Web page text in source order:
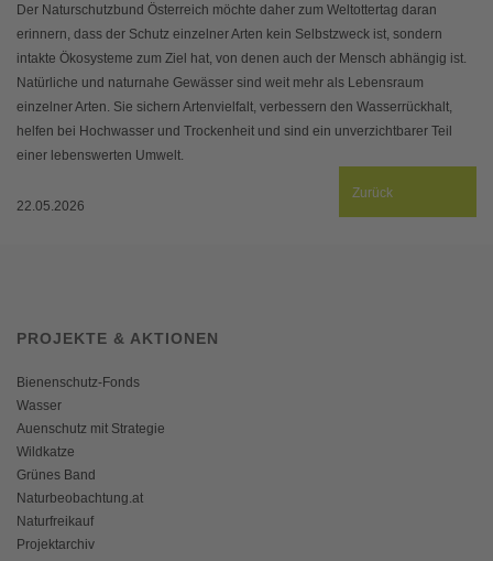
Der Naturschutzbund Österreich möchte daher zum Weltottertag daran
erinnern, dass der Schutz einzelner Arten kein Selbstzweck ist, sondern
intakte Ökosysteme zum Ziel hat, von denen auch der Mensch abhängig ist.
Natürliche und naturnahe Gewässer sind weit mehr als Lebensraum
einzelner Arten. Sie sichern Artenvielfalt, verbessern den Wasserrückhalt,
helfen bei Hochwasser und Trockenheit und sind ein unverzichtbarer Teil
einer lebenswerten Umwelt.
22.05.2026
Zurück
PROJEKTE & AKTIONEN
Bienenschutz-Fonds
Wasser
Auenschutz mit Strategie
Wildkatze
Grünes Band
Naturbeobachtung.at
Naturfreikauf
Projektarchiv